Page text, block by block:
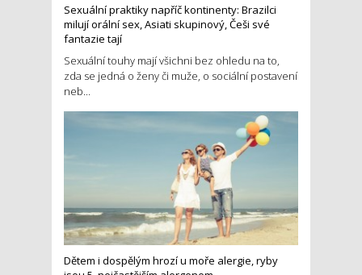
Sexuální praktiky napříč kontinenty: Brazilci
milují orální sex, Asiati skupinový, Češi své
fantazie tají
Sexuální touhy mají všichni bez ohledu na to,
zda se jedná o ženy či muže, o sociální postavení
neb...
Dětem i dospělým hrozí u moře alergie, ryby